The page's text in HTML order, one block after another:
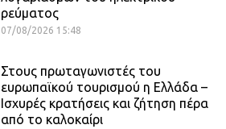
ρεύματος
07/08/2026 15:48
Στους πρωταγωνιστές του
ευρωπαϊκού τουρισμού η Ελλάδα –
Ισχυρές κρατήσεις και ζήτηση πέρα
από το καλοκαίρι